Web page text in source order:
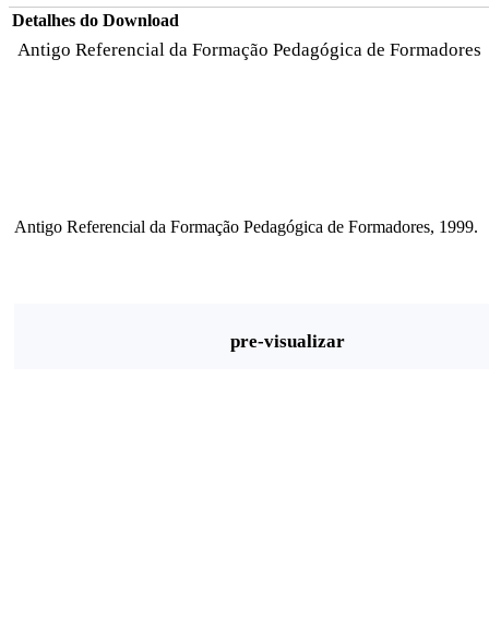
Detalhes do Download
Antigo Referencial da Formação Pedagógica de Formadores
Antigo Referencial da Formação Pedagógica de Formadores, 1999.
pre-visualizar